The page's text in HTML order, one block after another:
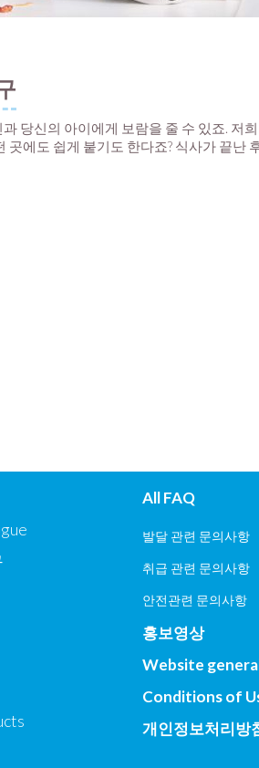
당신의 아이에게 보람을 줄 수 있죠. 저
곳에도 쉽게 붙기도 한다죠? 식사가 끝난
All FAQ
발달 관련 문의사항
취급 관련 문의사항
안전관련 문의사항
홍보영상
Website
Conditions of
개인정보처리방